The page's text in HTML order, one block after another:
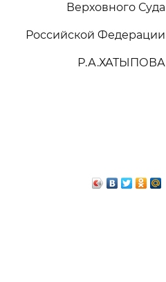
Верховного Суда
Российской Федерации
Р.А.ХАТЫПОВА